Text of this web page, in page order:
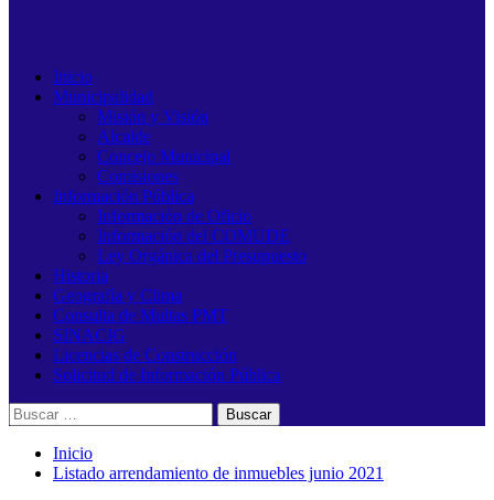
Inicio
Municipalidad
Misión y Visión
Alcalde
Concejo Municipal
Comisiones
Información Pública
Información de Oficio
Información del COMUDE
Ley Orgánica del Presupuesto
Historia
Geografía y Clima
Consulta de Multas PMT
SINACIG
Licencias de Construcción
Solicitud de Información Pública
Buscar:
Inicio
Listado arrendamiento de inmuebles junio 2021